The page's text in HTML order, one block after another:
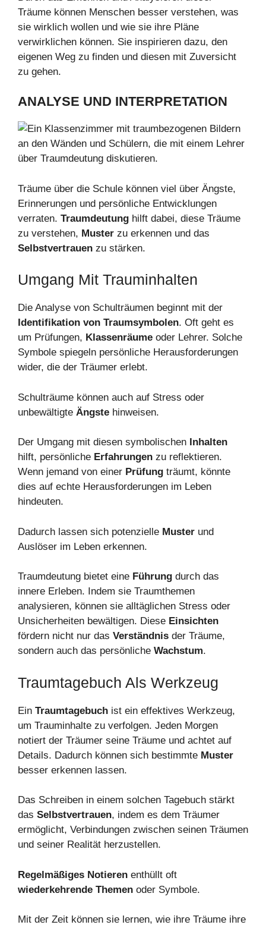
Träume können Menschen besser verstehen, was
sie wirklich wollen und wie sie ihre Pläne
verwirklichen können. Sie inspirieren dazu, den
eigenen Weg zu finden und diesen mit Zuversicht
zu gehen.
ANALYSE UND INTERPRETATION
Träume über die Schule können viel über Ängste,
Erinnerungen und persönliche Entwicklungen
verraten. Traumdeutung hilft dabei, diese Träume
zu verstehen, Muster zu erkennen und das
Selbstvertrauen zu stärken.
Umgang Mit Trauminhalten
Die Analyse von Schulträumen beginnt mit der
Identifikation von Traumsymbolen. Oft geht es
um Prüfungen, Klassenräume oder Lehrer. Solche
Symbole spiegeln persönliche Herausforderungen
wider, die der Träumer erlebt.
Schulträume können auch auf Stress oder
unbewältigte Ängste hinweisen.
Der Umgang mit diesen symbolischen Inhalten
hilft, persönliche Erfahrungen zu reflektieren.
Wenn jemand von einer Prüfung träumt, könnte
dies auf echte Herausforderungen im Leben
hindeuten.
Dadurch lassen sich potenzielle Muster und
Auslöser im Leben erkennen.
Traumdeutung bietet eine Führung durch das
innere Erleben. Indem sie Traumthemen
analysieren, können sie alltäglichen Stress oder
Unsicherheiten bewältigen. Diese Einsichten
fördern nicht nur das Verständnis der Träume,
sondern auch das persönliche Wachstum.
Traumtagebuch Als Werkzeug
Ein Traumtagebuch ist ein effektives Werkzeug,
um Trauminhalte zu verfolgen. Jeden Morgen
notiert der Träumer seine Träume und achtet auf
Details. Dadurch können sich bestimmte Muster
besser erkennen lassen.
Das Schreiben in einem solchen Tagebuch stärkt
das Selbstvertrauen, indem es dem Träumer
ermöglicht, Verbindungen zwischen seinen Träumen
und seiner Realität herzustellen.
Regelmäßiges Notieren enthüllt oft
wiederkehrende Themen oder Symbole.
Mit der Zeit können sie lernen, wie ihre Träume ihre